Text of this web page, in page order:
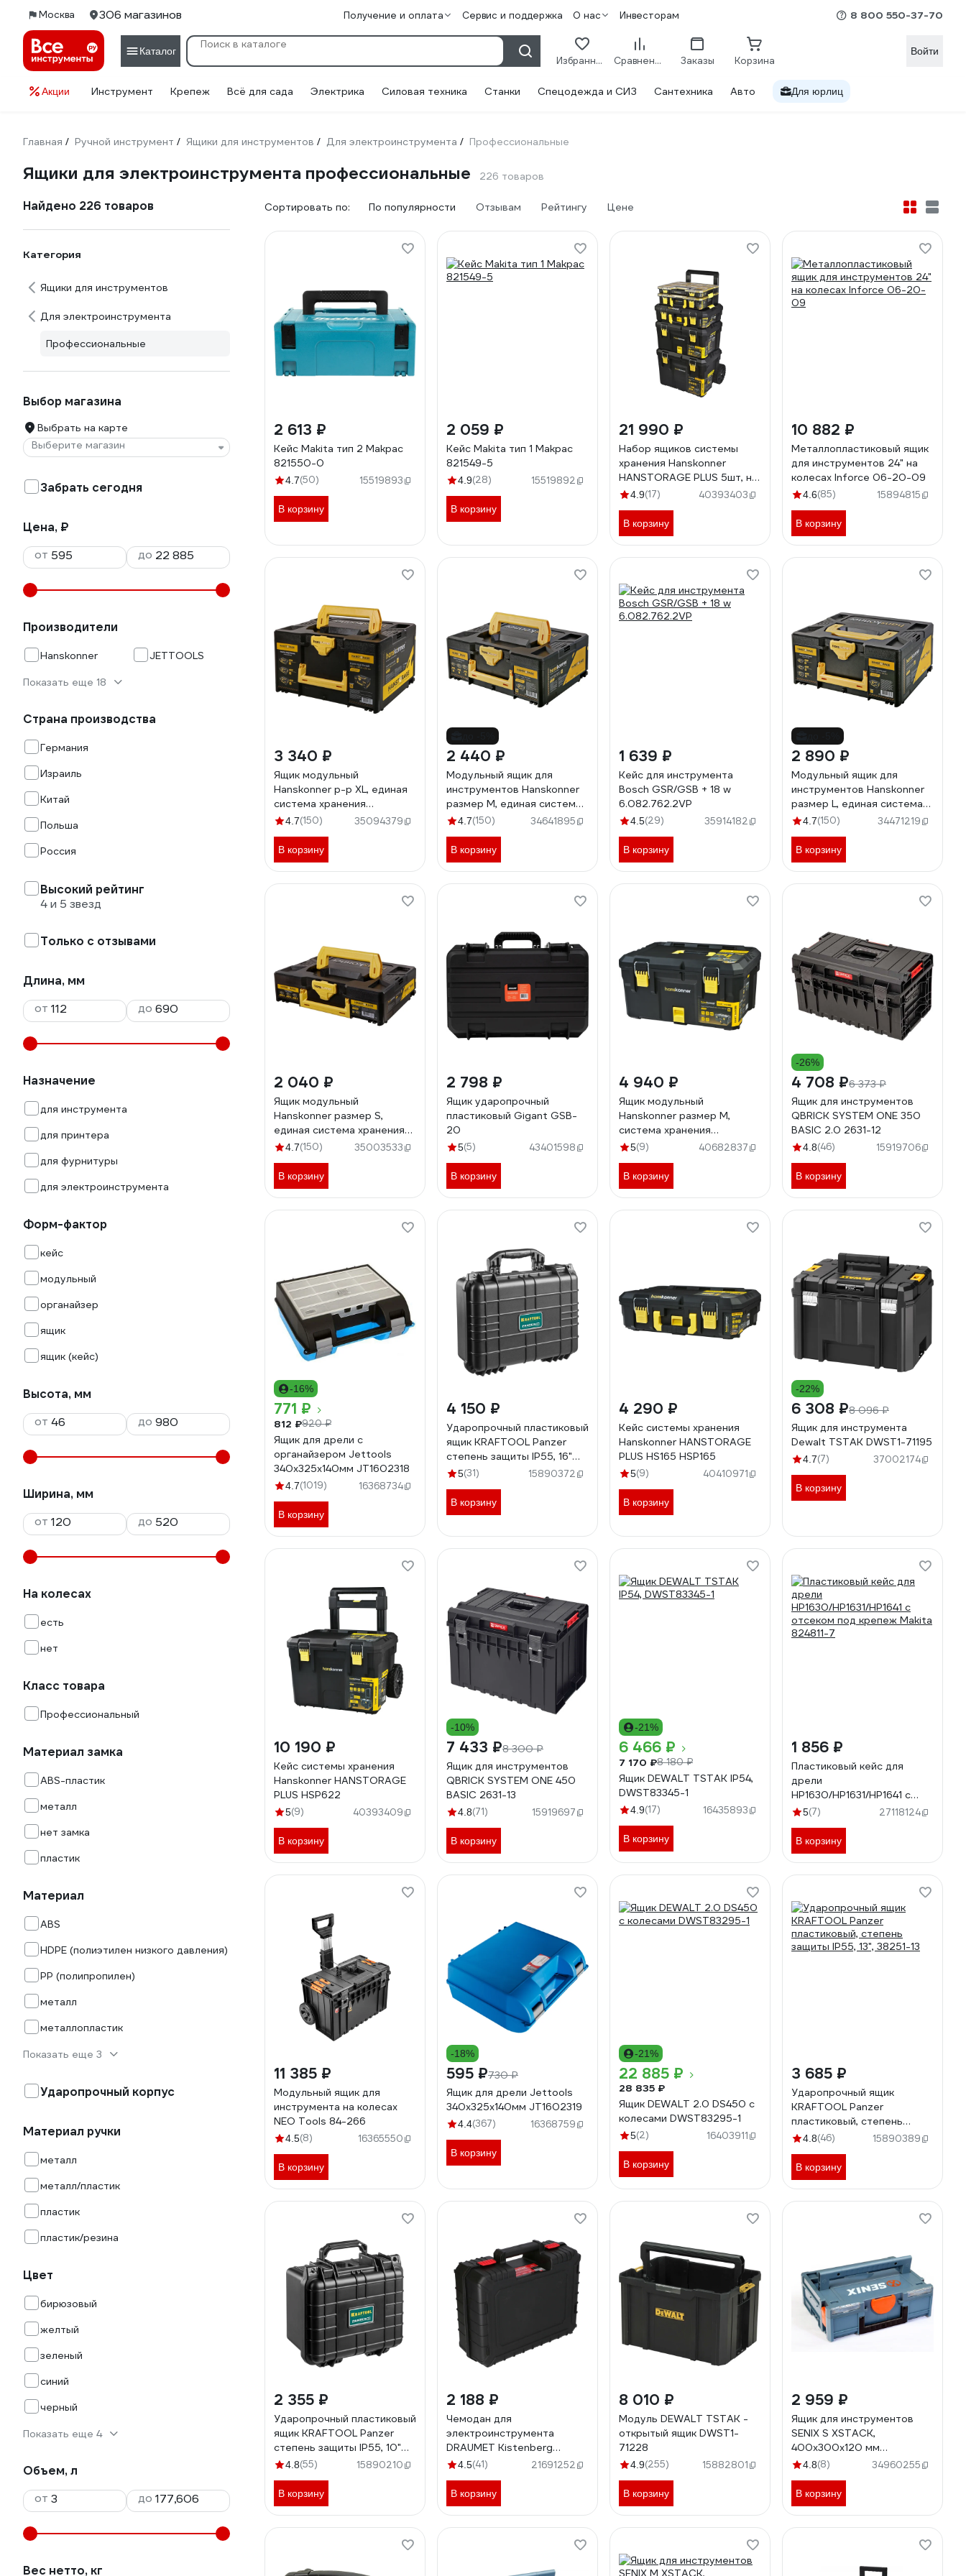
Москва 306 магазинов Получение и оплата Сервис и поддержка О нас Инвесторам 8 800 550-37-70
Каталог
Избранное Сравнение Заказы Корзина
Войти
Акции Инструмент Крепеж Всё для сада Электрика Силовая техника Станки Спецодежда и СИЗ Сантехника Авто Для юрлиц
Главная / Ручной инструмент / Ящики для инструментов / Для электроинструмента / Профессиональные
Ящики для электроинструмента профессиональные 226 товаров
Найдено 226 товаров
Категория
Ящики для инструментов
Для электроинструмента
Профессиональные
Выбор магазина
Выбрать на карте
Выберите магазин
Забрать сегодня
Цена, ₽
от
до
Производители
Hanskonner JETTOOLS
Показать еще 18
Страна производства
Германия
Израиль
Китай
Польша
Россия
Высокий рейтинг
4 и 5 звезд
Только с отзывами
Длина, мм
от
до
Назначение
для инструмента
для принтера
для фурнитуры
для электроинструмента
Форм-фактор
кейс
модульный
органайзер
ящик
ящик (кейс)
Высота, мм
от
до
Ширина, мм
от
до
На колесах
есть
нет
Класс товара
Профессиональный
Материал замка
ABS-пластик
металл
нет замка
пластик
Материал
ABS
HDPE (полиэтилен низкого давления)
PP (полипропилен)
металл
металлопластик
Показать еще 3
Ударопрочный корпус
Материал ручки
металл
металл/пластик
пластик
пластик/резина
Цвет
бирюзовый
желтый
зеленый
синий
черный
Показать еще 4
Объем, л
от
до
Вес нетто, кг
Сортировать по: По популярности Отзывам Рейтингу Цене
2 613 ₽
Кейс Makita тип 2 Makpac
821550-0
4.7(50) 15519893
В корзину
2 059 ₽
Кейс Makita тип 1 Makpac
821549-5
4.9(28) 15519892
В корзину
21 990 ₽
Набор ящиков системы
хранения Hanskonner
HANSTORAGE PLUS 5шт, на
колесах HSP5KIT
4.9(17) 40393403
В корзину
10 882 ₽
Металлопластиковый ящик
для инструментов 24" на
колесах Inforce 06-20-09
4.6(85) 15894815
В корзину
3 340 ₽
Ящик модульный
Hanskonner р-р XL, единая
система хранения
HANSTORAGE,395.5x295.5x215мм
4.7(150) 35094379
В корзину
2 440 ₽
Модульный ящик для
инструментов Hanskonner
размер M, единая система
хранения HANSTORAGE,
4.7(150) 34641895
В корзину
1 639 ₽
Кейс для инструмента
Bosch GSR/GSB + 18 w
6.082.762.2VP
4.5(29) 35914182
В корзину
2 890 ₽
Модульный ящик для
инструментов Hanskonner
размер L, единая система
хранения HANSTORAGE,
4.7(150) 34471219
В корзину
2 040 ₽
Ящик модульный
Hanskonner размер S,
единая система хранения
HANSTORAGE,
4.7(150) 35003533
В корзину
2 798 ₽
Ящик ударопрочный
пластиковый Gigant GSB-
20
5(5) 43401598
В корзину
4 940 ₽
Ящик модульный
Hanskonner размер M,
система хранения
HANSTORAGE PLUS,
5(9) 40682837
В корзину
-26%
4 708 ₽6 373 ₽
Ящик для инструментов
QBRICK SYSTEM ONE 350
BASIC 2.0 2631-12
4.8(46) 15919706
В корзину
-16%
771 ₽
812 ₽920 ₽
Ящик для дрели с
органайзером Jettools
340х325х140мм JT1602318
4.7(1019) 16368734
В корзину
4 150 ₽
Ударопрочный пластиковый
ящик KRAFTOOL Panzer
степень защиты IP55, 16"
38251-16
5(31) 15890372
В корзину
4 290 ₽
Кейс системы хранения
Hanskonner HANSTORAGE
PLUS HS165 HSP165
5(9) 40410971
В корзину
-22%
6 308 ₽8 096 ₽
Ящик для инструмента
Dewalt TSTAK DWST1-71195
4.7(7) 37002174
В корзину
10 190 ₽
Кейс системы хранения
Hanskonner HANSTORAGE
PLUS HSP622
5(9) 40393409
В корзину
-10%
7 433 ₽8 300 ₽
Ящик для инструментов
QBRICK SYSTEM ONE 450
BASIC 2631-13
4.8(71) 15919697
В корзину
-21%
6 466 ₽
7 170 ₽8 180 ₽
Ящик DEWALT TSTAK IP54,
DWST83345-1
4.9(17) 16435893
В корзину
1 856 ₽
Пластиковый кейс для
дрели
HP1630/HP1631/HP1641 с
отсеком под крепеж Makita
5(7) 27118124
В корзину
11 385 ₽
Модульный ящик для
инструмента на колесах
NEO Tools 84-266
4.5(8) 16365550
В корзину
-18%
595 ₽730 ₽
Ящик для дрели Jettools
340х325х140мм JT1602319
4.4(367) 16368759
В корзину
-21%
22 885 ₽
28 835 ₽
Ящик DEWALT 2.0 DS450 с
колесами DWST83295-1
5(2) 16403911
В корзину
3 685 ₽
Ударопрочный ящик
KRAFTOOL Panzer
пластиковый, степень
защиты IP55, 13", 38251-13
4.8(46) 15890389
В корзину
2 355 ₽
Ударопрочный пластиковый
ящик KRAFTOOL Panzer
степень защиты IP55, 10"
38251-10
4.8(55) 15890210
В корзину
2 188 ₽
Чемодан для
электроинструмента
DRAUMET Kistenberg
KHV40P-S411 4181
4.5(41) 21691252
В корзину
8 010 ₽
Модуль DEWALT TSTAK -
открытый ящик DWST1-
71228
4.9(255) 15882801
В корзину
2 959 ₽
Ящик для инструментов
SENIX S XSTACK,
400х300х120 мм
S(Z082004)
4.8(8) 34960255
В корзину